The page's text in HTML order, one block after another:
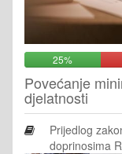
25%
Povećanje
djelatnosti
Prijedlog
doprinosima